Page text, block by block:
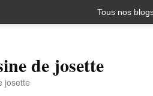
Tous nos
de josette
josette